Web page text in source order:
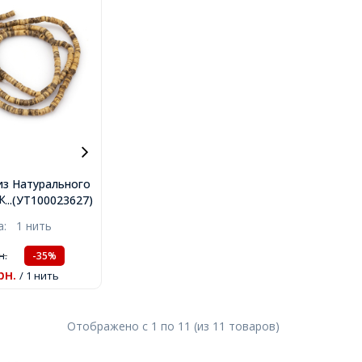
...(УТ100023627)
Натурального
на
Отверстие
200шт/55см/
1 нить
-35%
/ 1 нить
Отображено с 1 по 11 (из 11 товаров)